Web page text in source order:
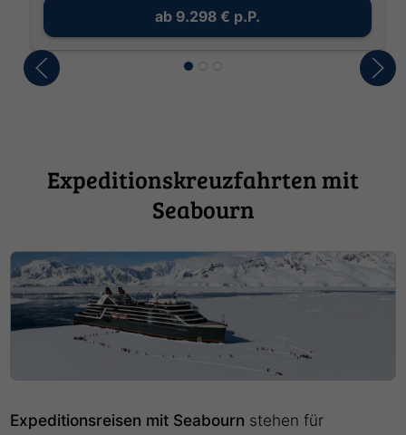
ab 9.298 € p.P.
Expeditionskreuzfahrten mit
Seabourn
Expeditionsreisen mit Seabourn stehen für